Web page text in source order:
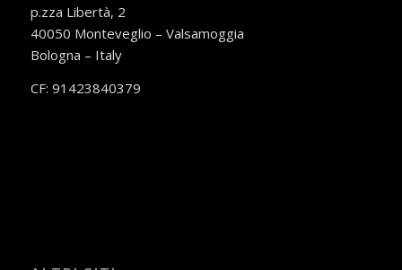
p.zza Libertà, 2
40050 Monteveglio – Valsamoggia
Bologna – Italy
CF: 91423840379